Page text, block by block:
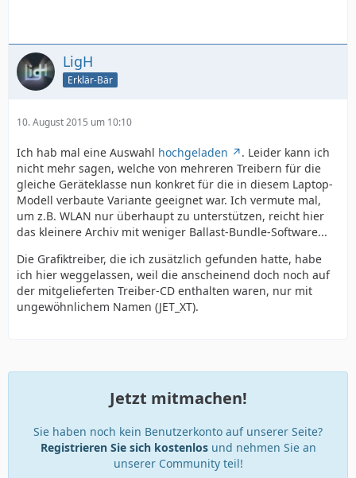
LigH
Erklär-Bär
10. August 2015 um 10:10
Ich hab mal eine Auswahl hochgeladen
. Leider kann ich
nicht mehr sagen, welche von mehreren Treibern für die
gleiche Geräteklasse nun konkret für die in diesem Laptop-
Modell verbaute Variante geeignet war. Ich vermute mal,
um z.B. WLAN nur überhaupt zu unterstützen, reicht hier
das kleinere Archiv mit weniger Ballast-Bundle-Software...
Die Grafiktreiber, die ich zusätzlich gefunden hatte, habe
ich hier weggelassen, weil die anscheinend doch noch auf
der mitgelieferten Treiber-CD enthalten waren, nur mit
ungewöhnlichem Namen (JET_XT).
Jetzt mitmachen!
Sie haben noch kein Benutzerkonto auf unserer Seite?
Registrieren Sie sich kostenlosund nehmen Sie an
unserer Community teil!